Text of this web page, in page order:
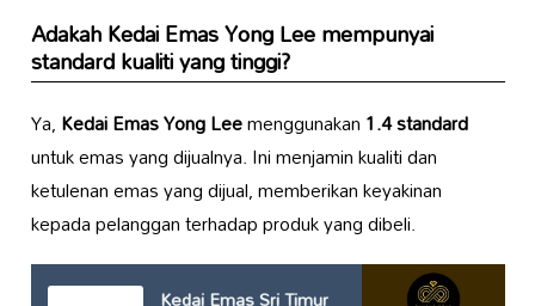
AdakahKedai Emas Yong Leemempunyai
standard kualiti yang tinggi?
Ya,Kedai Emas Yong Leemenggunakan1.4 standard
untuk emas yang dijualnya. Ini menjamin kualiti dan
ketulenan emas yang dijual, memberikan keyakinan
kepada pelanggan terhadap produk yang dibeli.